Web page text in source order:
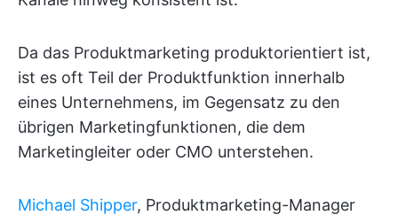
Da das Produktmarketing produktorientiert ist,
ist es oft Teil der Produktfunktion innerhalb
eines Unternehmens, im Gegensatz zu den
übrigen Marketingfunktionen, die dem
Marketingleiter oder CMO unterstehen.
Michael Shipper, Produktmarketing-Manager